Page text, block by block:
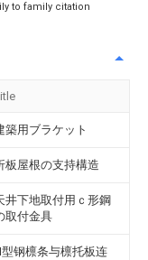
to family citation
築用ブラケット
板屋根の支持構造
井下地取付用ｃ形鋼
取付金具
型钢檩条与檩托板连